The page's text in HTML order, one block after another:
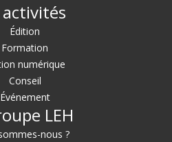
activités
Édition
Formation
numérique
Conseil
Événement
LEH
nous ?